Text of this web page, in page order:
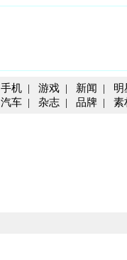
手机 | 游戏 | 新闻 | 明
汽车 | 杂志 | 品牌 | 素